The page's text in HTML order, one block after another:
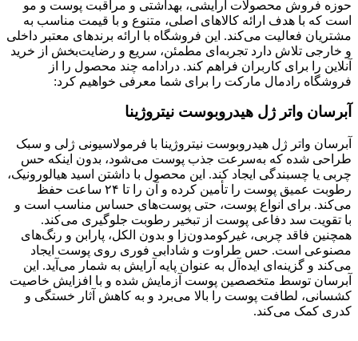
حوزه فروش محصولات آرایشی، بهداشتی و مراقبت پوست و مو
است که با هدف ارائه کالاهای اصلی، متنوع و با قیمت مناسب به
مشتریان فعالیت می‌کند. این فروشگاه با ارائه برندهای معتبر داخلی
و خارجی تلاش دارد تجربه‌ای مطمئن، سریع و رضایت‌بخش از خرید
آنلاین را برای کاربران فراهم کند. درادامه چند محصول را از
فروشگاه رادمال مارکت را برای شما معرفی خواهیم کرد:
آبرسان واتر ژل هیدروبوست نیتروژینا
آبرسان واتر ژل هیدروبوست نیتروژینا با فرمولاسیونی ژلی و سبک
طراحی شده که به‌سرعت جذب پوست می‌شود، بدون اینکه حس
چربی یا چسبندگی ایجاد کند. این محصول با داشتن اسید هیالورونیک،
رطوبت عمیق پوست را تأمین کرده و آن را تا ۲۴ ساعت حفظ
می‌کند. برای انواع پوست، حتی پوست‌های حساس مناسب است و
با تقویت سد دفاعی پوست از تبخیر رطوبت جلوگیری می‌کند.
همچنین فاقد چربی، غیرکومدون‌زا و بدون الکل، پارابن و رنگ‌های
مصنوعی است. حس طراوت و شادابی فوری روی پوست ایجاد
می‌کند و گزینه‌ای ایده‌آل به عنوان پایه آرایش به شمار می‌آید. این
آبرسان توسط متخصصین پوست آزمایش شده و با افزایش خاصیت
کشسانی، لطافت پوست را بالا می‌برد و به کاهش آثار خستگی و
کدری کمک می‌کند.